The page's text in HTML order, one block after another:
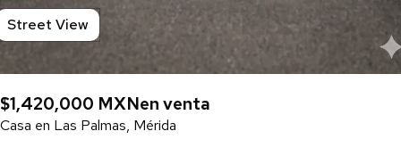
Street View
$1,420,000 MXNen venta
Casa en Las Palmas, Mérida